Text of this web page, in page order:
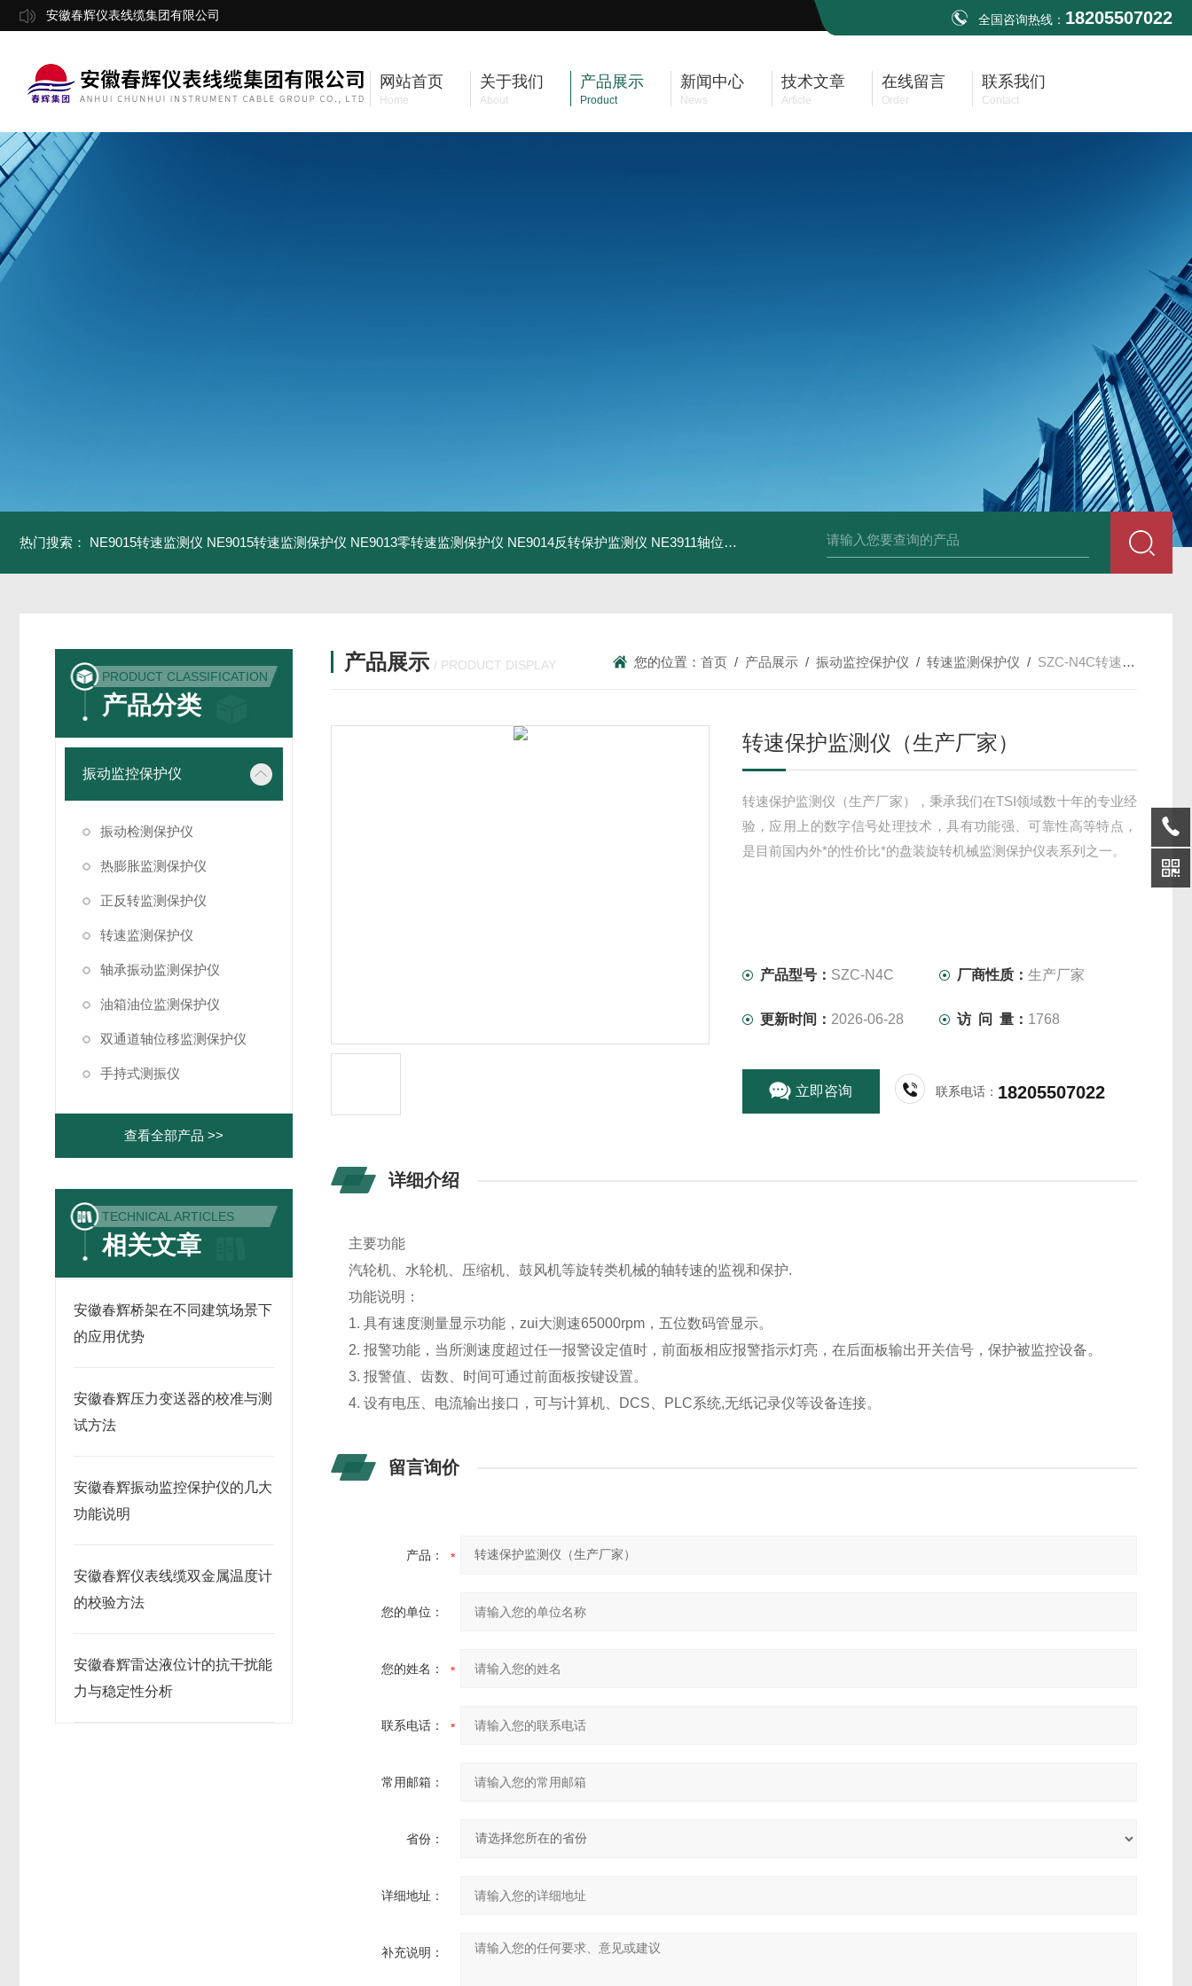
安徽春辉仪表线缆集团有限公司 全国咨询热线： 18205507022
网站首页
Home
关于我们
About
产品展示
Product
新闻中心
News
技术文章
Article
在线留言
Order
联系我们
Contact
热门搜索： NE9015转速监测仪 NE9015转速监测保护仪 NE9013零转速监测保护仪 NE9014反转保护监测仪 NE3911轴位移变送器 NE3931热膨胀变送器 NE3941E轴承振动速度变送器 NE3951E轴承
PRODUCT CLASSIFICATION
产品分类
振动监控保护仪
振动检测保护仪
热膨胀监测保护仪
正反转监测保护仪
转速监测保护仪
轴承振动监测保护仪
油箱油位监测保护仪
双通道轴位移监测保护仪
手持式测振仪
查看全部产品 >>
TECHNICAL ARTICLES
相关文章
安徽春辉桥架在不同建筑场景下
的应用优势
安徽春辉压力变送器的校准与测
试方法
安徽春辉振动监控保护仪的几大
功能说明
安徽春辉仪表线缆双金属温度计
的校验方法
安徽春辉雷达液位计的抗干扰能
力与稳定性分析
产品展示 / PRODUCT DISPLAY 您的位置：首页 / 产品展示 /振动监控保护仪 /转速监测保护仪 / SZC-N4C转速保护监测仪（生产厂家）
转速保护监测仪（生产厂家）
转速保护监测仪（生产厂家），秉承我们在TSI领域数十年的专业经
验，应用上的数字信号处理技术，具有功能强、可靠性高等特点，
是目前国内外*的性价比*的盘装旋转机械监测保护仪表系列之一。
产品型号： SZC-N4C 厂商性质：生产厂家
更新时间： 2026-06-28 访 问 量： 1768
立即咨询 联系电话： 18205507022
详细介绍
主要功能
汽轮机、水轮机、压缩机、鼓风机等旋转类机械的轴转速的监视和保护.
功能说明：
1. 具有速度测量显示功能，zui大测速65000rpm，五位数码管显示。
2. 报警功能，当所测速度超过任一报警设定值时，前面板相应报警指示灯亮，在后面板输出开关信号，保护被监控设备。
3. 报警值、齿数、时间可通过前面板按键设置。
4. 设有电压、电流输出接口，可与计算机、DCS、PLC系统,无纸记录仪等设备连接。
留言询价
产品：
您的单位：
您的姓名：
联系电话：
常用邮箱：
省份：
详细地址：
补充说明：